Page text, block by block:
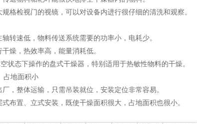
格检视门的视镜，可以对设备内进行很仔细的清洗和观察。
转速低，物料传送系统需要的功率小，电耗少。
燥，热效率高，能量消耗低。
状态下操作的盘式干燥器，特别适用于热敏性物料的干燥。
占地面积小
，整体运输，只需吊装就位，安装定位非常容易。
布置、立式安装，既使干燥面积很大，占地面积也很小。